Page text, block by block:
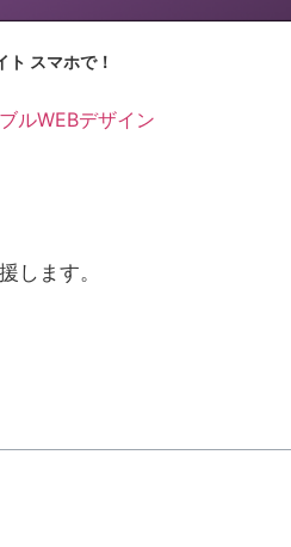
スマホで！
ルWEBデザイン
します。